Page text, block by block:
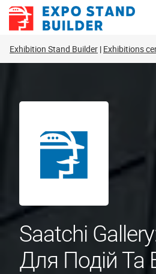
Перейти
Exhibition Stand Builder Exhibitions
Saatchi
Для Подій Та